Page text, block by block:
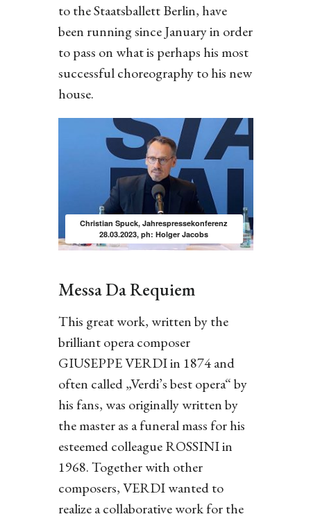
to the Staatsballett Berlin, have
been running since January in order
to pass on what is perhaps his most
successful choreography to his new
house.
Christian Spuck, Jahrespressekonferenz
28.03.2023, ph: Holger Jacobs
Messa Da Requiem
This great work, written by the
brilliant opera composer
GIUSEPPE VERDI in 1874 and
often called „Verdi’s best opera“ by
his fans, was originally written by
the master as a funeral mass for his
esteemed colleague ROSSINI in
1968. Together with other
composers, VERDI wanted to
realize a collaborative work for the